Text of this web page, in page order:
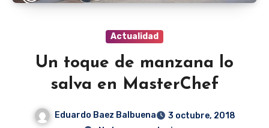
Actualidad
Un toque de manzana lo
salva en MasterChef
Eduardo Baez Balbuena
3 octubre, 2018